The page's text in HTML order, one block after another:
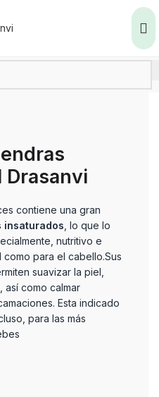
Drasanvi
contiene una gran
insaturados , lo que lo
nutritivo e
para el cabello.Sus
suavizar la piel,
así como calmar
Esta indicado
para las más